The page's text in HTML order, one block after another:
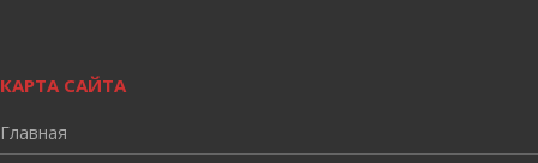
КАРТА САЙТА
Главная